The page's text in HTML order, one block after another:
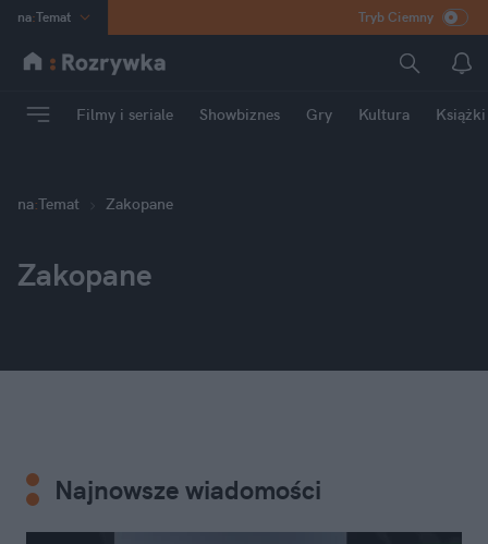
na:Temat
INN Poland
mama
Rozrywka
Tryb Ciemny
Filmy i seriale Showbiznes Gry Kultura Książki
na:Temat Zakopane
Zakopane
Najnowsze wiadomości